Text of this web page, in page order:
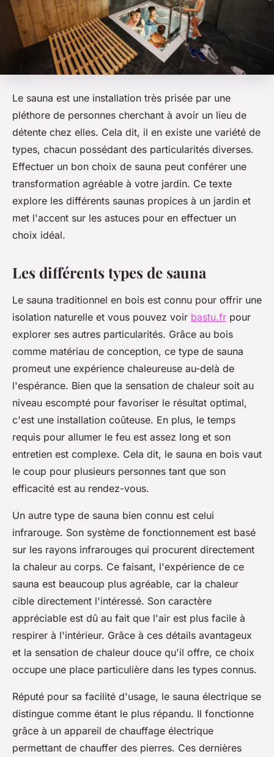
Le sauna est une installation très prisée par une
pléthore de personnes cherchant à avoir un lieu de
détente chez elles. Cela dit, il en existe une variété de
types, chacun possédant des particularités diverses.
Effectuer un bon choix de sauna peut conférer une
transformation agréable à votre jardin. Ce texte
explore les différents saunas propices à un jardin et
met l'accent sur les astuces pour en effectuer un
choix idéal.
Les différents types de sauna
Le sauna traditionnel en bois est connu pour offrir une
isolation naturelle et vous pouvez voir bastu.fr pour
explorer ses autres particularités. Grâce au bois
comme matériau de conception, ce type de sauna
promeut une expérience chaleureuse au-delà de
l'espérance. Bien que la sensation de chaleur soit au
niveau escompté pour favoriser le résultat optimal,
c'est une installation coûteuse. En plus, le temps
requis pour allumer le feu est assez long et son
entretien est complexe. Cela dit, le sauna en bois vaut
le coup pour plusieurs personnes tant que son
efficacité est au rendez-vous.
Un autre type de sauna bien connu est celui
infrarouge. Son système de fonctionnement est basé
sur les rayons infrarouges qui procurent directement
la chaleur au corps. Ce faisant, l'expérience de ce
sauna est beaucoup plus agréable, car la chaleur
cible directement l'intéressé. Son caractère
appréciable est dû au fait que l'air est plus facile à
respirer à l'intérieur. Grâce à ces détails avantageux
et la sensation de chaleur douce qu'il offre, ce choix
occupe une place particulière dans les types connus.
Réputé pour sa facilité d'usage, le sauna électrique se
distingue comme étant le plus répandu. Il fonctionne
grâce à un appareil de chauffage électrique
permettant de chauffer des pierres. Ces dernières